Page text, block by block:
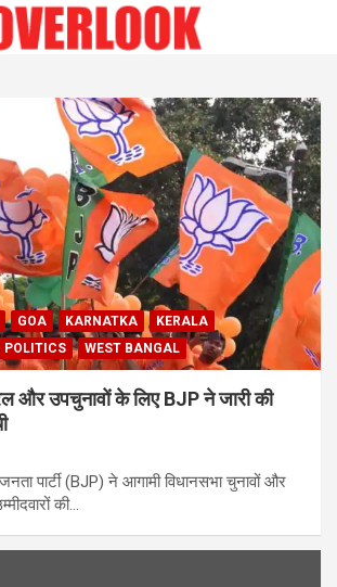
GOA KARNATKA
KERALA
POLITICS WEST BANGAL
और उपचुनावों के लिए BJP ने जारी की
पार्टी (BJP) ने आगामी विधानसभा चुनावों और
की…